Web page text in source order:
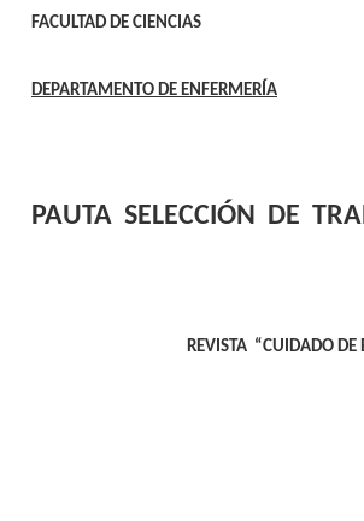
FACULTAD DE CIENCIAS
DEPARTAMENTO DE ENFERMERÍA
PAUTA SELECCIÓN DE
REVISTA “CUIDADO DE